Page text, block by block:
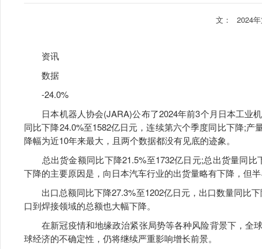
文： 2024
资讯
数据
-24.0%
日本机器人协会(JARA)公布了2024年前3个月日本工业
同比下降24.0%至1582亿日元，连续第六个季度同比下降;
降幅为近10年来最大，且两个数据都没有见底的迹象。
总出货金额同比下降21.5%至1732亿日元;总出货量同比
下降的主要原因是，向日本汽车行业的出货量略有下降，但
出口总额同比下降27.3%至1202亿日元，出口数量同比下
口到焊接领域的总额也大幅下降。
在新冠疫情和地缘政治紧张局势等各种风险背景下，全
球经济的不确定性，仍将继续严重影响增长前景。